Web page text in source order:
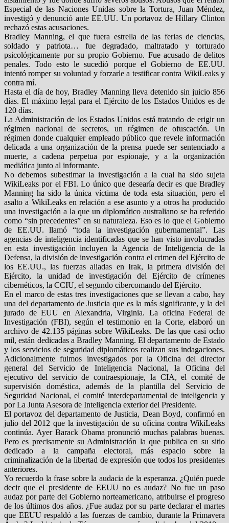
Especial de las Naciones Unidas sobre la Tortura, Juan Méndez,
investigó y denunció ante EE.UU. Un portavoz de Hillary Clinton
rechazó estas acusaciones.
Bradley Manning, el que fuera estrella de las ferias de ciencias,
soldado y patriota… fue degradado, maltratado y torturado
psicológicamente por su propio Gobierno. Fue acusado de delitos
penales. Todo esto le sucedió porque el Gobierno de EE.UU.
intentó romper su voluntad y forzarle a testificar contra WikiLeaks y
contra mí.
Hasta el día de hoy, Bradley Manning lleva detenido sin juicio 856
días. El máximo legal para el Ejército de los Estados Unidos es de
120 días.
La Administración de los Estados Unidos está tratando de erigir un
régimen nacional de secretos, un régimen de ofuscación. Un
régimen donde cualquier empleado público que revele información
delicada a una organización de la prensa puede ser sentenciado a
muerte, a cadena perpetua por espionaje, y a la organización
mediática junto al informante.
No debemos subestimar la investigación a la cual ha sido sujeta
WikiLeaks por el FBI. Lo único que desearía decir es que Bradley
Manning ha sido la única víctima de toda esta situación, pero el
asalto a WikiLeaks en relación a ese asunto y a otros ha producido
una investigación a la que un diplomático australiano se ha referido
como “sin precedentes” en su naturaleza. Eso es lo que el Gobierno
de EE.UU. llamó “toda la investigación gubernamental”. Las
agencias de inteligencia identificadas que se han visto involucradas
en esta investigación incluyen la Agencia de Inteligencia de la
Defensa, la división de investigación contra el crimen del Ejército de
los EE.UU., las fuerzas aliadas en Irak, la primera división del
Ejército, la unidad de investigación del Ejército de crímenes
cibernéticos, la CCIU, el segundo cibercomando del Ejército.
En el marco de estas tres investigaciones que se llevan a cabo, hay
una del departamento de Justicia que es la más significante, y la del
jurado de EUU en Alexandria, Virginia. La oficina Federal de
Investigación (FBI), según el testimonio en la Corte, elaboró un
archivo de 42.135 páginas sobre WikiLeaks. De las que casi ocho
mil, están dedicadas a Bradley Manning. El departamento de Estado
y los servicios de seguridad diplomáticos realizan sus indagaciones.
Adicionalmente fuimos investigados por la Oficina del director
general del Servicio de Inteligencia Nacional, la Oficina del
ejecutivo del servicio de contraespionaje, la CIA, el comité de
supervisión doméstica, además de la plantilla del Servicio de
Seguridad Nacional, el comité interdepartamental de inteligencia y
por La Junta Asesora de Inteligencia exterior del Presidente.
El portavoz del departamento de Justicia, Dean Boyd, confirmó en
julio del 2012 que la investigación de su oficina contra WikiLeaks
continúa. Ayer Barack Obama pronunció muchas palabras buenas.
Pero es precisamente su Administración la que publica en su sitio
dedicado a la campaña electoral, más espacio sobre la
criminalización de la libertad de expresión que todos los presidentes
anteriores.
Yo recuerdo la frase sobre la audacia de la esperanza. ¿Quién puede
decir que el presidente de EEUU no es audaz? No fue un paso
audaz por parte del Gobierno norteamericano, atribuirse el progreso
de los últimos dos años. ¿Fue audaz por su parte declarar el martes
que EEUU respaldó a las fuerzas de cambio, durante la Primavera